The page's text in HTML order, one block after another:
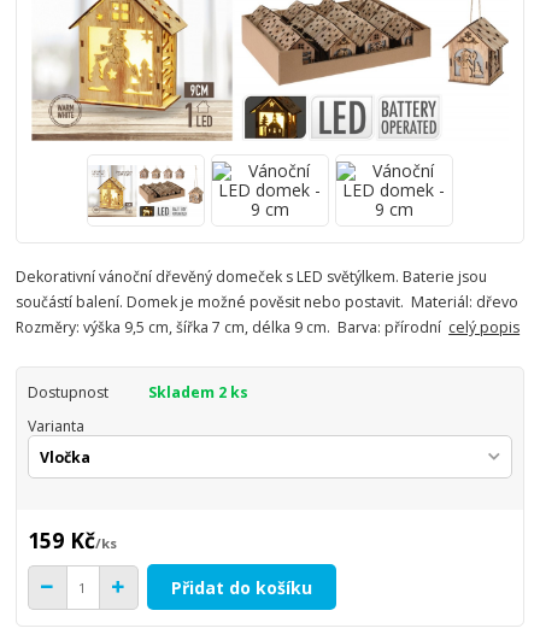
Dekorativní vánoční dřevěný domeček s LED světýlkem. Baterie jsou
součástí balení. Domek je možné pověsit nebo postavit. Materiál: dřevo
Rozměry: výška 9,5 cm, šířka 7 cm, délka 9 cm. Barva: přírodní celý popis
Dostupnost
Skladem 2 ks
Varianta
159 Kč/ks
Přidat do košíku